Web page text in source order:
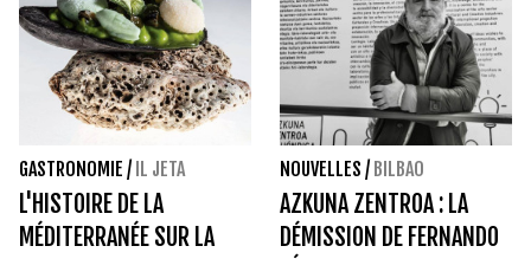
GASTRONOMIE / IL JETA
L'HISTOIRE DE LA
MÉDITERRANÉE SUR LA
NOUVELLES / BILBAO
AZKUNA ZENTROA : LA
DÉMISSION DE FERNANDO